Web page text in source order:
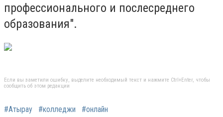
профессионального и послесреднего
образования".
Если вы заметили ошибку, выделите необходимый текст и нажмите Ctrl+Enter, чтобы
сообщить об этом редакции
#Атырау #колледжи #онлайн